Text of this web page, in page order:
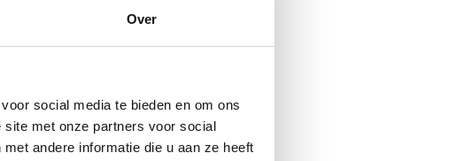
Over
social media te bieden en om ons
met onze partners voor social
andere informatie die u aan ze heeft